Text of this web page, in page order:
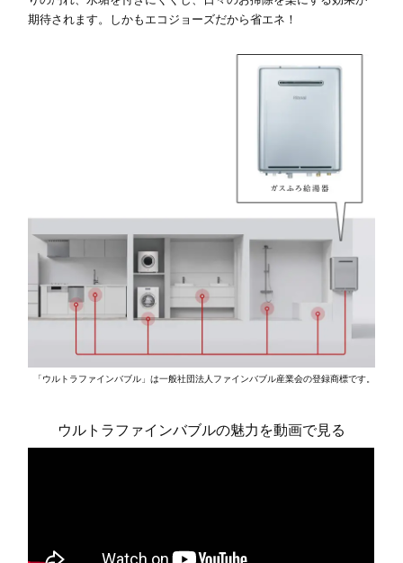
期待されます。しかもエコジョーズだから省エネ！
「ウルトラファインバブル」は一般社団法人ファインバブル産業会の登録商標です。
ウルトラファインバブルの魅力を動画で見る